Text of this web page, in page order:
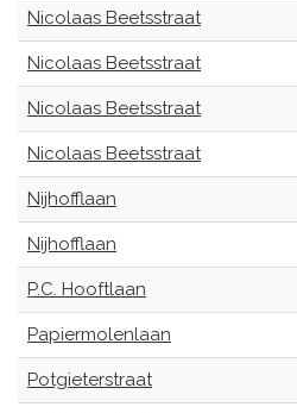
Nicolaas Beetsstraat
Nicolaas Beetsstraat
Nicolaas Beetsstraat
Nicolaas Beetsstraat
Nijhofflaan
Nijhofflaan
P.C. Hooftlaan
Papiermolenlaan
Potgieterstraat